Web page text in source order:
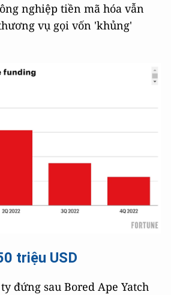
nghiệp tiền mã hóa vẫn
vụ gọi vốn 'khủng'
triệu USD
đứng sau Bored Ape Yatch